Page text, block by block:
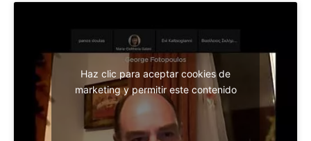
Haz clic para aceptar cookies de
marketing y permitir este contenido